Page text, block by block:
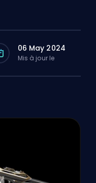
06 May 2024
Mis à jour le